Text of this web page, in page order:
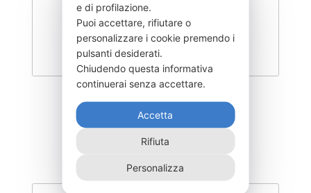
MXS-1200-
3.350,00€
e di profilazione.
Puoi accettare, rifiutare o
personalizzare i cookie premendo i
pulsanti desiderati.
Chiudendo questa informativa
continuerai senza accettare.
Accetta
Rifiuta
Personalizza